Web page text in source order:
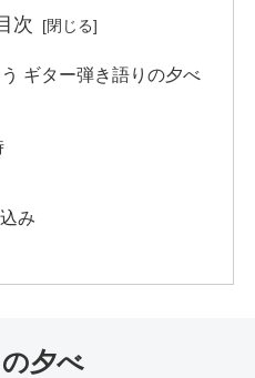
次
ギター弾き語りの夕べ
み
夕べ